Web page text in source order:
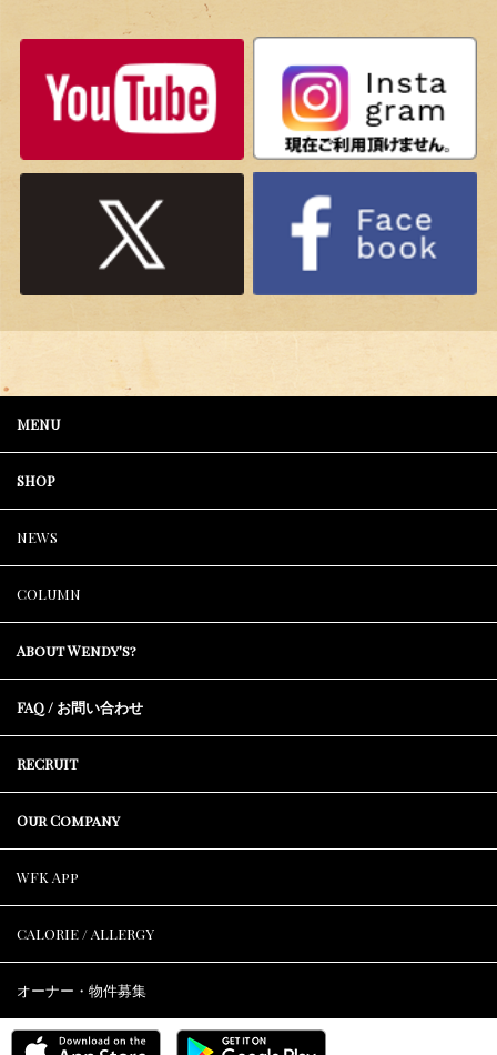
MENU
SHOP
NEWS
COLUMN
About Wendy's?
FAQ / お問い合わせ
RECRUIT
Our Company
WFK App
CALORIE / ALLERGY
オーナー・物件募集